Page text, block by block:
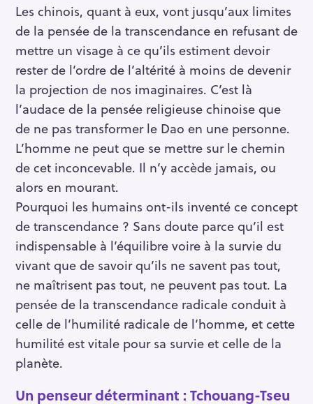
Les chinois, quant à eux, vont jusqu’aux limites
de la pensée de la transcendance en refusant de
mettre un visage à ce qu’ils estiment devoir
rester de l’ordre de l’altérité à moins de devenir
la projection de nos imaginaires. C’est là
l’audace de la pensée religieuse chinoise que
de ne pas transformer le Dao en une personne.
L’homme ne peut que se mettre sur le chemin
de cet inconcevable. Il n’y accède jamais, ou
alors en mourant.
Pourquoi les humains ont-ils inventé ce concept
de transcendance ? Sans doute parce qu’il est
indispensable à l’équilibre voire à la survie du
vivant que de savoir qu’ils ne savent pas tout,
ne maîtrisent pas tout, ne peuvent pas tout. La
pensée de la transcendance radicale conduit à
celle de l’humilité radicale de l’homme, et cette
humilité est vitale pour sa survie et celle de la
planète.
Un penseur déterminant : Tchouang-Tseu